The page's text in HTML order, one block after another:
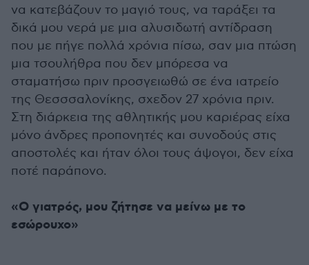
να κατεβάζουν το μαγιό τους, να ταράξει τα
δικά μου νερά με μια αλυσιδωτή αντίδραση
που με πήγε πολλά χρόνια πίσω, σαν μια πτώση
μια τσουλήθρα που δεν μπόρεσα να
σταματήσω πριν προσγειωθώ σε ένα ιατρείο
της Θεσσσαλονίκης, σχεδον 27 χρόνια πριν.
Στη διάρκεια της αθλητικής μου καριέρας είχα
μόνο άνδρες προπονητές και συνοδούς στις
αποστολές και ήταν όλοι τους άψογοι, δεν είχα
ποτέ παράπονο.
«Ο γιατρός, μου ζήτησε να μείνω με το
εσώρουχο»